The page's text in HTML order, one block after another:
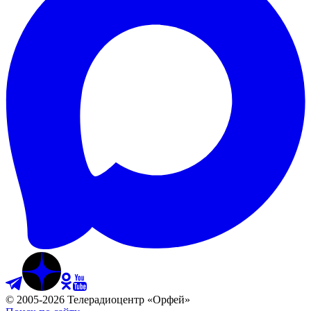
© 2005-2026 Телерадиоцентр «Орфей»